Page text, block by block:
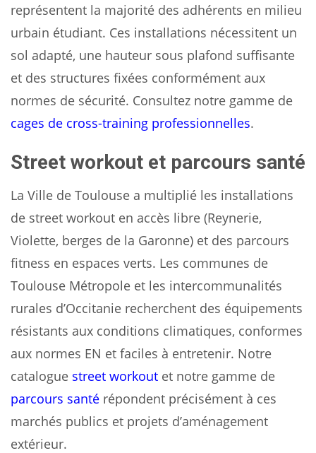
représentent la majorité des adhérents en milieu
urbain étudiant. Ces installations nécessitent un
sol adapté, une hauteur sous plafond suffisante
et des structures fixées conformément aux
normes de sécurité. Consultez notre gamme de
cages de cross-training professionnelles.
Street workout et parcours santé
La Ville de Toulouse a multiplié les installations
de street workout en accès libre (Reynerie,
Violette, berges de la Garonne) et des parcours
fitness en espaces verts. Les communes de
Toulouse Métropole et les intercommunalités
rurales d’Occitanie recherchent des équipements
résistants aux conditions climatiques, conformes
aux normes EN et faciles à entretenir. Notre
catalogue street workout et notre gamme de
parcours santé répondent précisément à ces
marchés publics et projets d’aménagement
extérieur.